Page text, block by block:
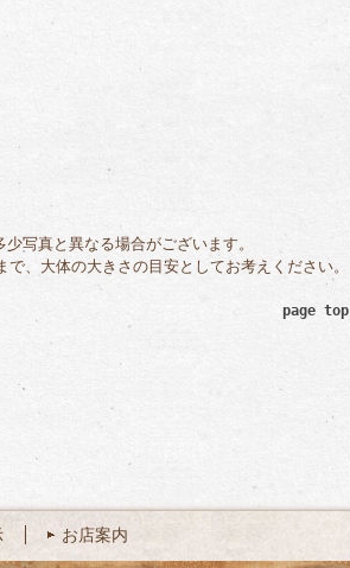
写真と異なる場合がございます。
、大体の大きさの目安としてお考えください。
page top
お店案内